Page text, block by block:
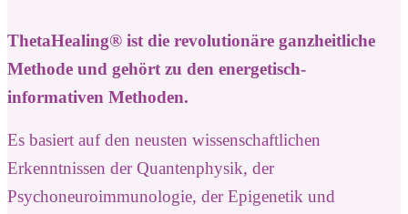
ThetaHealing® ist die revolutionäre ganzheitliche
Methode und gehört zu den energetisch-
informativen Methoden.
Es basiert auf den neusten wissenschaftlichen
Erkenntnissen der Quantenphysik, der
Psychoneuroimmunologie, der Epigenetik und